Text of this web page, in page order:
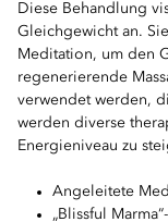
Diese Behandlung
Gleichgewicht an.
Meditation, um den
regenerierende
verwendet werden,
werden diverse
Energieniveau zu
Angeleitete
„Blissful